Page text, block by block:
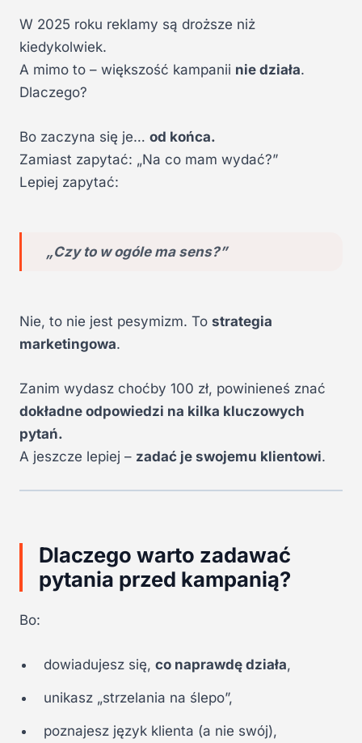
W 2025 roku reklamy są droższe niż
kiedykolwiek.
A mimo to – większość kampanii nie działa.
Dlaczego?
Bo zaczyna się je… od końca.
Zamiast zapytać: „Na co mam wydać?”
Lepiej zapytać:
„Czy to w ogóle ma sens?”
Nie, to nie jest pesymizm. To strategia
marketingowa.
Zanim wydasz choćby 100 zł, powinieneś znać
dokładne odpowiedzi na kilka kluczowych
pytań.
A jeszcze lepiej – zadać je swojemu klientowi.
Dlaczego warto zadawać
pytania przed kampanią?
Bo:
dowiadujesz się, co naprawdę działa,
unikasz „strzelania na ślepo”,
poznajesz język klienta (a nie swój),